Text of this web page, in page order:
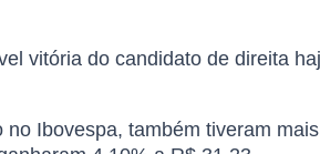
vitória do candidato de direita
Ibovespa, também tiveram